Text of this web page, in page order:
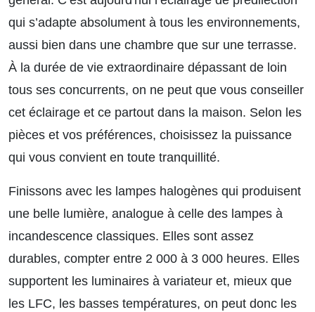
qui s’adapte absolument à tous les environnements,
aussi bien dans une chambre que sur une terrasse.
À la durée de vie extraordinaire dépassant de loin
tous ses concurrents, on ne peut que vous conseiller
cet éclairage et ce partout dans la maison. Selon les
pièces et vos préférences, choisissez la puissance
qui vous convient en toute tranquillité.
Finissons avec les lampes halogènes qui produisent
une belle lumière, analogue à celle des lampes à
incandescence classiques. Elles sont assez
durables, compter entre 2 000 à 3 000 heures. Elles
supportent les luminaires à variateur et, mieux que
les LFC, les basses températures, on peut donc les